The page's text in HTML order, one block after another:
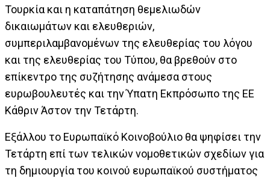
Τουρκία και η καταπάτηση θεμελιωδών
δικαιωμάτων και ελευθεριών,
συμπεριλαμβανομένων της ελευθερίας του λόγου
και της ελευθερίας του Τύπου, θα βρεθούν στο
επίκεντρο της συζήτησης ανάμεσα στους
ευρωβουλευτές και την Ύπατη Εκπρόσωπο της ΕΕ
Κάθριν Άστον την Τετάρτη.
Εξάλλου το Ευρωπαϊκό Κοινοβούλιο θα ψηφίσει την
Τετάρτη επί των τελικών νομοθετικών σχεδίων για
τη δημιουργία του κοινού ευρωπαϊκού συστήματος